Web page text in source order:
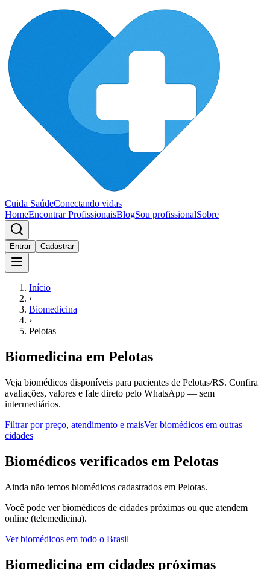
Cuida SaúdeConectando vidas
HomeEncontrar ProfissionaisBlogSou profissionalSobre
Entrar Cadastrar
Início
›
Biomedicina
›
Pelotas
Biomedicina em Pelotas
Veja biomédicos disponíveis para pacientes de Pelotas/RS. Confira
avaliações, valores e fale direto pelo WhatsApp — sem
intermediários.
Filtrar por preço, atendimento e maisVerbiomédicos em outras
cidades
Biomédicos verificados em Pelotas
Ainda não temos biomédicos cadastrados em Pelotas.
Você pode verbiomédicos de cidades próximas ou que atendem
online (telemedicina).
Verbiomédicos em todo o Brasil
Biomedicina em cidades próximas